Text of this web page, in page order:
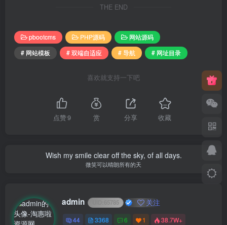
THE END
pbootcms PHP源码
网站源码
# 网站模板
# 双端自适应 # 导航 # 网址目录
喜欢就支持一下吧
点赞9 赏 分享 收藏
Wish my smile clear off the sky, of all days.
微笑可以晴朗所有的天
admin 65785 关注
44 3368 6 1 38.7W+